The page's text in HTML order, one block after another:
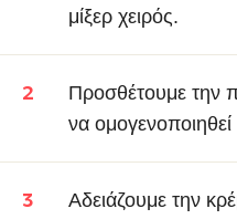
μίξερ χειρός.
Προσθέτουμε την
να
Αδειάζουμε την